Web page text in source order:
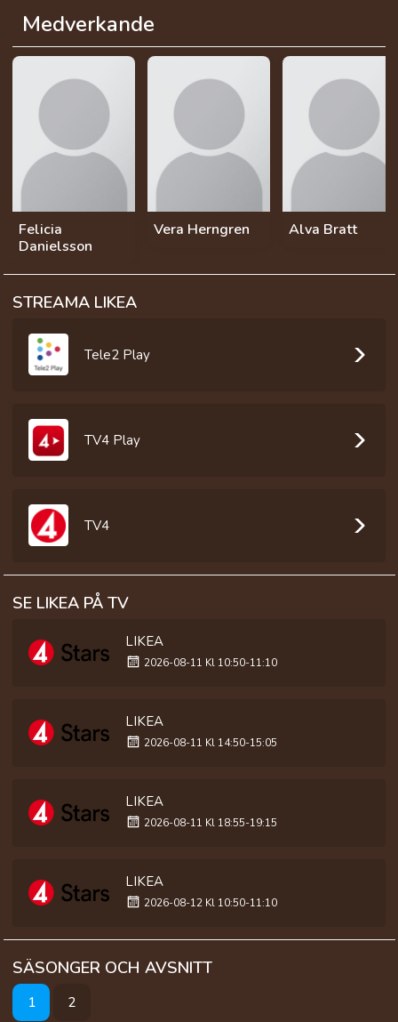
Medverkande
Felicia
Danielsson
Vera Herngren Alva Bratt
STREAMA LIKEA
Tele2 Play
TV4 Play
TV4
SE LIKEA PÅ TV
LIKEA
2026-08-11 Kl 10:50-11:10
LIKEA
2026-08-11 Kl 14:50-15:05
LIKEA
2026-08-11 Kl 18:55-19:15
LIKEA
2026-08-12 Kl 10:50-11:10
SÄSONGER OCH AVSNITT
1 2